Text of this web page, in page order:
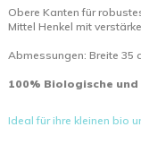
Obere Kanten für
Mittel Henkel mit
Abmessungen: Breite 35
100% Biologische
Ideal für ihre kleinen bio